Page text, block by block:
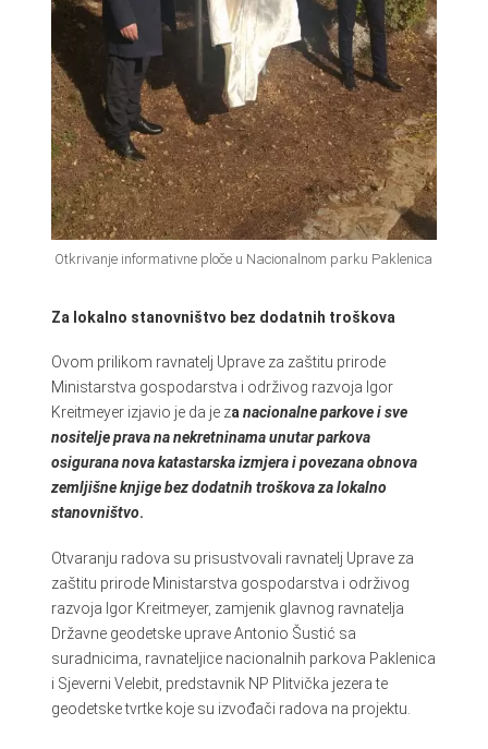
Otkrivanje informativne ploče u Nacionalnom parku Paklenica
Za lokalno stanovništvo bez dodatnih troškova
Ovom prilikom ravnatelj Uprave za zaštitu prirode
Ministarstva gospodarstva i održivog razvoja Igor
Kreitmeyer izjavio je da je zanacionalne parkove i sve
nositelje prava na nekretninama unutar parkova
osigurana nova katastarska izmjera i povezana obnova
zemljišne knjige bez dodatnih troškova za lokalno
stanovništvo.
Otvaranju radova su prisustvovali ravnatelj Uprave za
zaštitu prirode Ministarstva gospodarstva i održivog
razvoja Igor Kreitmeyer, zamjenik glavnog ravnatelja
Državne geodetske uprave Antonio Šustić sa
suradnicima, ravnateljice nacionalnih parkova Paklenica
i Sjeverni Velebit, predstavnik NP Plitvička jezera te
geodetske tvrtke koje su izvođači radova na projektu.